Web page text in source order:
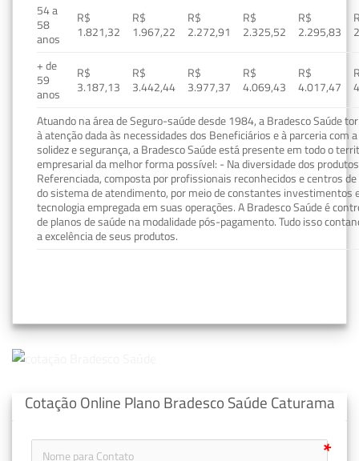
54 a
58
anos
R$
1.821,32
R$
1.967,22
R$
2.272,91
R$
2.325,52
R$
2.295,83
+ de
59
anos
R$
3.187,13
R$
3.442,44
R$
3.977,37
R$
4.069,43
R$
4.017,47
Atuando na área de Seguro-saúde desde 1984, a Bradesco Saúde
à atenção dada às necessidades dos Beneficiários e à parceria com
solidez e segurança, a Bradesco Saúde está presente em todo o
empresarial da melhor forma possível: - Na diversidade dos
Referenciada, composta por profissionais reconhecidos e centros
do sistema de atendimento, por meio de constantes investimentos
tecnologia empregada em suas operações. A Bradesco Saúde é
de planos de saúde na modalidade pós-pagamento. Tudo isso
a excelência de seus produtos.
Cotação Online Plano Bradesco Saúde Caturama